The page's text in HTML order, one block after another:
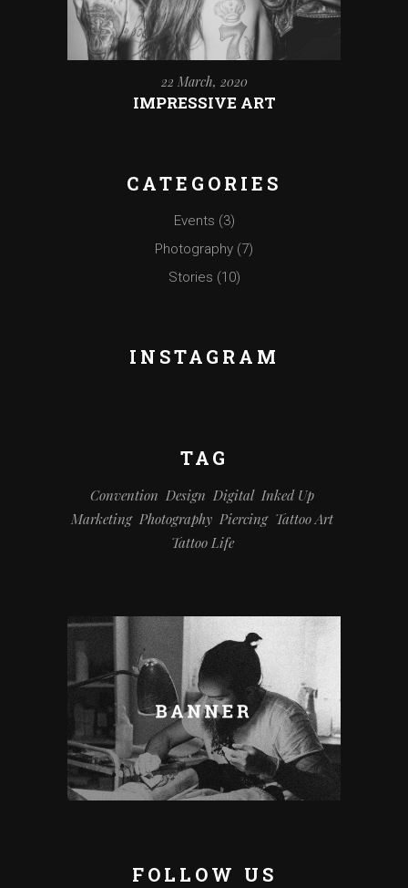
22 March, 2020
IMPRESSIVE ART
CATEGORIES
Events (3)
Photography (7)
Stories (10)
INSTAGRAM
TAG
Convention Design Digital Inked Up
Marketing Photography Piercing Tattoo Art
Tattoo Life
FOLLOW US